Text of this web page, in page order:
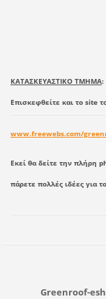
ΚΑΤΑΣΚΕΥΑΣΤΙΚΟ ΤΜΗΜΑ:
Επισκεφθείτε και το
www.freewebs.com/
Εκεί θα δείτε την πλήρη
πάρετε πολλές ιδέες για
Greenroof-